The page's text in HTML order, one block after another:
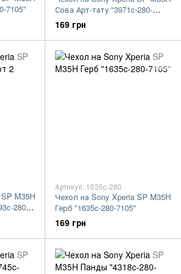
7105"
Сова Арт-тату "3971c-280-
7105"
169 грн
M35H
280-
Артикул: 1635c-280
Чехол на Sony Xperia SP M35H
Герб "1635c-280-7105"
169 грн